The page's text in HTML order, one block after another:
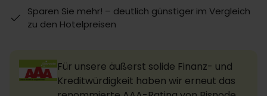
Sparen Sie mehr! – deutlich günstiger im Vergleich
zu den Hotelpreisen
Für unsere äußerst solide Finanz- und
Kreditwürdigkeit haben wir erneut das